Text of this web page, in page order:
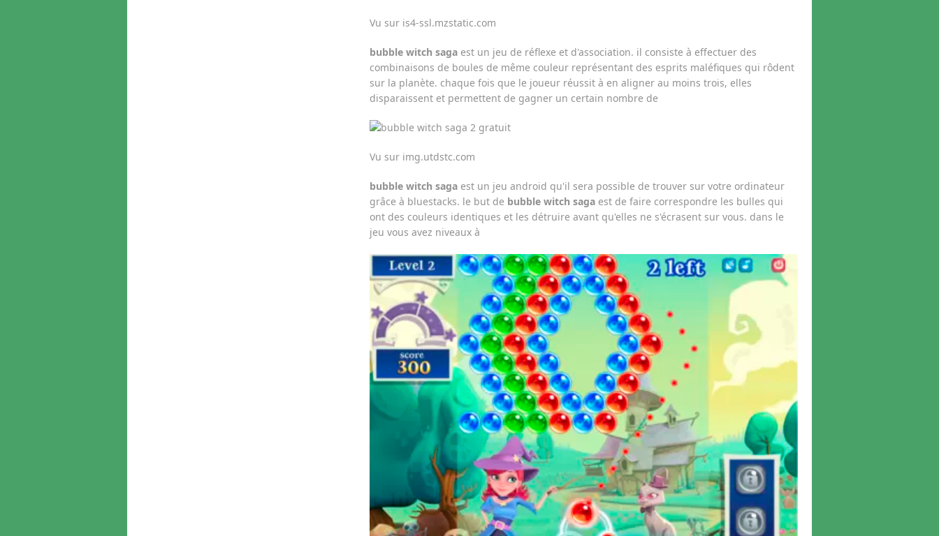
Vu sur is4-ssl.mzstatic.com
bubble witch sagaest un jeu de réflexe et d'association. il consiste à effectuer des
combinaisons de boules de même couleur représentant des esprits maléfiques qui rôdent
sur la planète. chaque fois que le joueur réussit à en aligner au moins trois, elles
disparaissent et permettent de gagner un certain nombre de
Vu sur img.utdstc.com
bubble witch sagaest un jeu android qu'il sera possible de trouver sur votre ordinateur
grâce à bluestacks. le but de bubble witch sagaest de faire correspondre les bulles qui
ont des couleurs identiques et les détruire avant qu'elles ne s'écrasent sur vous. dans le
jeu vous avez niveaux à